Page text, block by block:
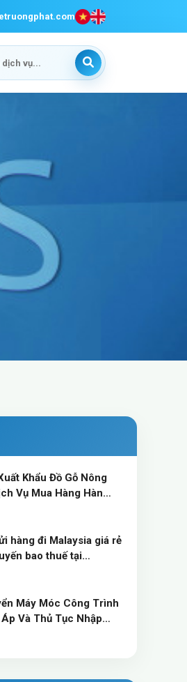
Khẩu Đồ Gỗ Nông
Vụ Mua Hàng Hàn
Thuế Qua EVFTA
hàng đi Malaysia giá rẻ
bao thuế tại
Máy Móc Công Trình
Và Thủ Tục Nhập
Cũ